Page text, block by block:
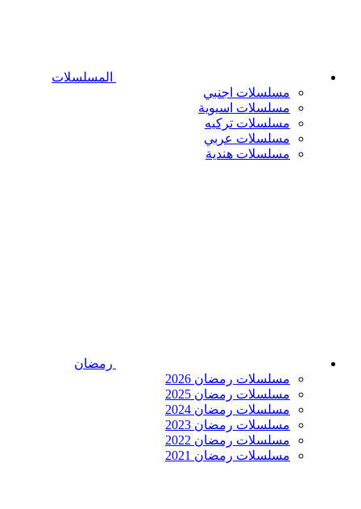
المسلسلات
مسلسلات اجنبي
مسلسلات اسيوية
مسلسلات تركيه
مسلسلات عربي
مسلسلات هندية
رمضان
مسلسلات رمضان 2026
مسلسلات رمضان 2025
مسلسلات رمضان 2024
مسلسلات رمضان 2023
مسلسلات رمضان 2022
مسلسلات رمضان 2021